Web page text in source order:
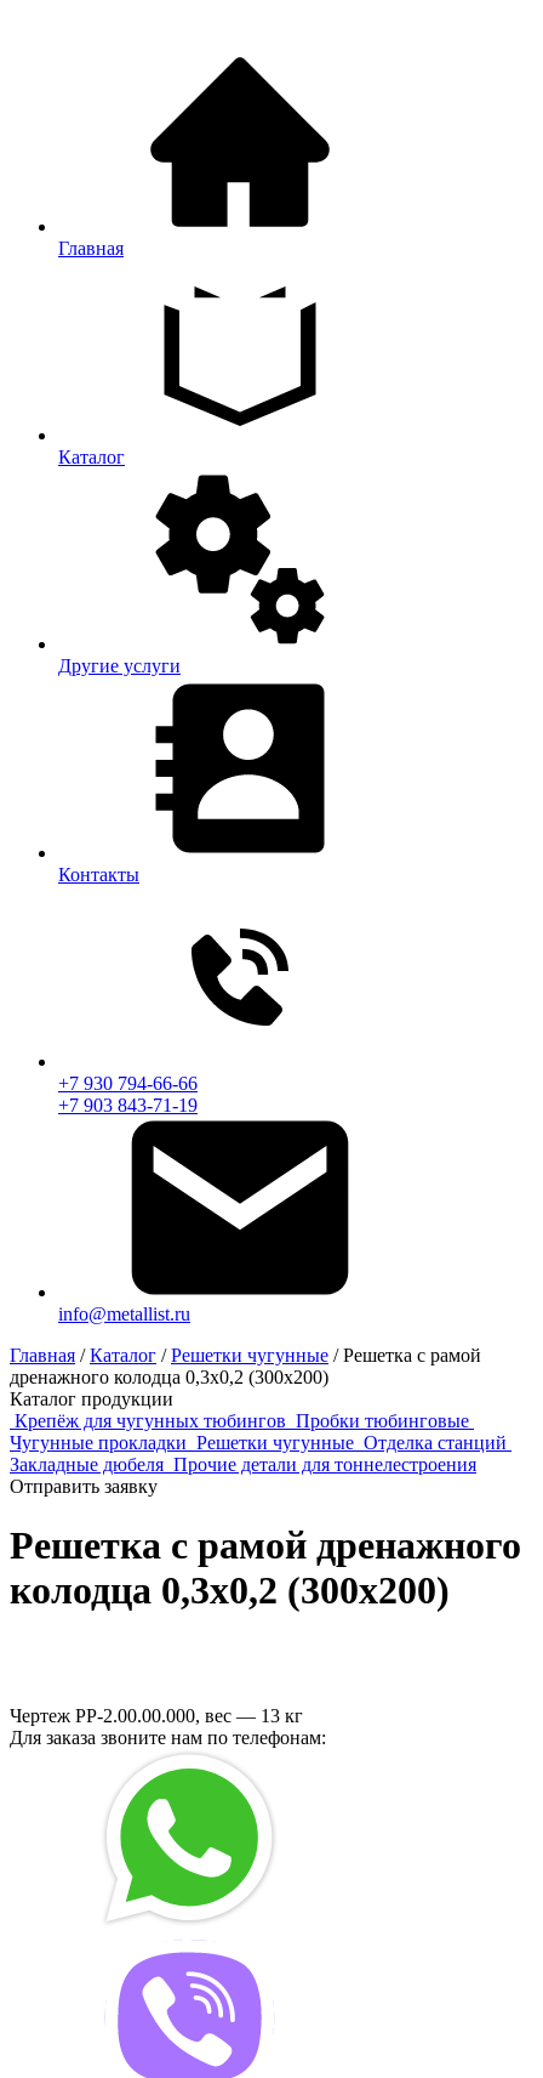
Главная
Каталог
Другие услуги
Контакты
+7 930 794-66-66
+7 903 843-71-19
info@metallist.ru
Главная /Каталог /Решетки чугунные /Решетка с рамой
дренажного колодца 0,3х0,2 (300х200)
Каталог продукции
Крепёж для чугунных тюбингов Пробки тюбинговые
Чугунные прокладки Решетки чугунные Отделка станций
Закладные дюбеля Прочие детали для тоннелестроения
Отправить заявку
Решетка с рамой дренажного
колодца 0,3х0,2 (300х200)
Чертеж РР-2.00.00.000, вес — 13 кг
Для заказа звоните нам по телефонам: